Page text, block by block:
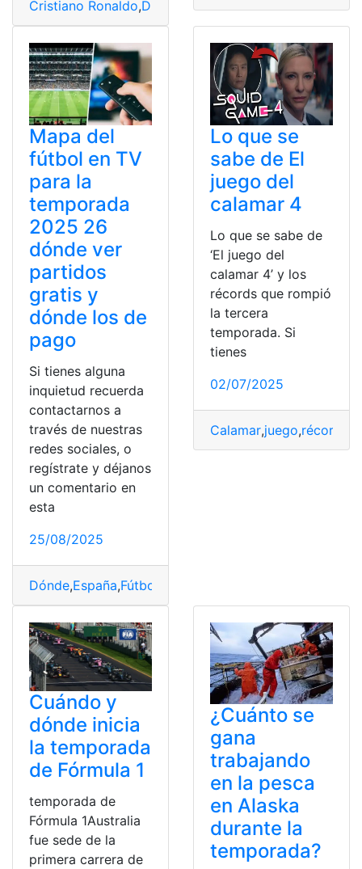
Cristiano Ronaldo,Dinero Forbes,Futbolistas,Messi,
Mapa del
fútbol en TV
para la
temporada
2025 26
dónde ver
partidos
gratis y
dónde los de
pago
Si tienes alguna
inquietud recuerda
contactarnos a
través de nuestras
redes sociales, o
regístrate y déjanos
un comentario en
esta
25/08/2025
Dónde,España,Fútbol
Lo que se
sabe de El
juego del
calamar 4
Lo que se sabe de
‘El juego del
calamar 4’ y los
récords que rompió
la tercera
temporada. Si
tienes
02/07/2025
Calamar,juego,récords
Cuándo y
dónde inicia
la temporada
de Fórmula 1
temporada de
Fórmula 1Australia
fue sede de la
primera carrera de
¿Cuánto se
gana
trabajando
en la pesca
en Alaska
durante la
temporada?